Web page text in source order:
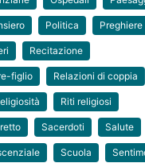
Politica Preghiere
Recitazione
figlio Relazioni di coppia
Riti religiosi
Sacerdoti Salute
Scuola